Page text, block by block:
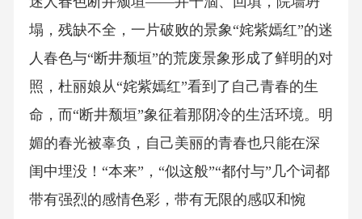
塌，残缺不全，一片破败的景象“姹紫嫣红”的迷
人春色与“断井颓垣”的荒废景象形成了鲜明的对
照，杜丽娘从“姹紫嫣红”看到了自己青春的生
命，而“断井颓垣”象征着那阴冷的生活环境。明
媚的春光被辜负，自己美丽的青春也只能在深
闺中埋没！“本来”，“似这般”“都付与”几个词都
带有强烈的感情色彩，带有无限的感叹和惋